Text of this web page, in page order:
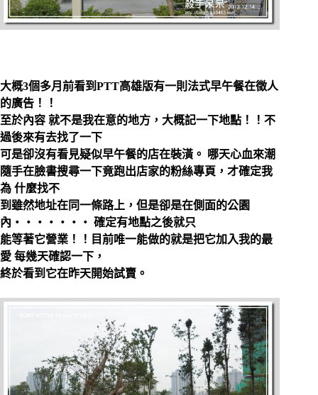
大概3個多月前看到PTT高雄版有一則法式早午餐在徵人
的廣告！！
至於內容 就不是我在意的地方，大概記一下地點！！不
過後來有去找了一下
可是卻沒有看見疑似早午餐的店在裝潢。 哪天心血來潮
隨手在臉書搜尋一下竟跑出店家的粉絲專頁，才確定我
為 什麼找不
到雖然地址在同一條路上，但是卻是在側面的公園
內‧‧‧‧‧‧‧ 確定有地點之後就只
能等著它營業！！目前唯一能做的就是把它加入我的最
愛 每幾天確認一下，
終於看到它在昨天開始試賣。